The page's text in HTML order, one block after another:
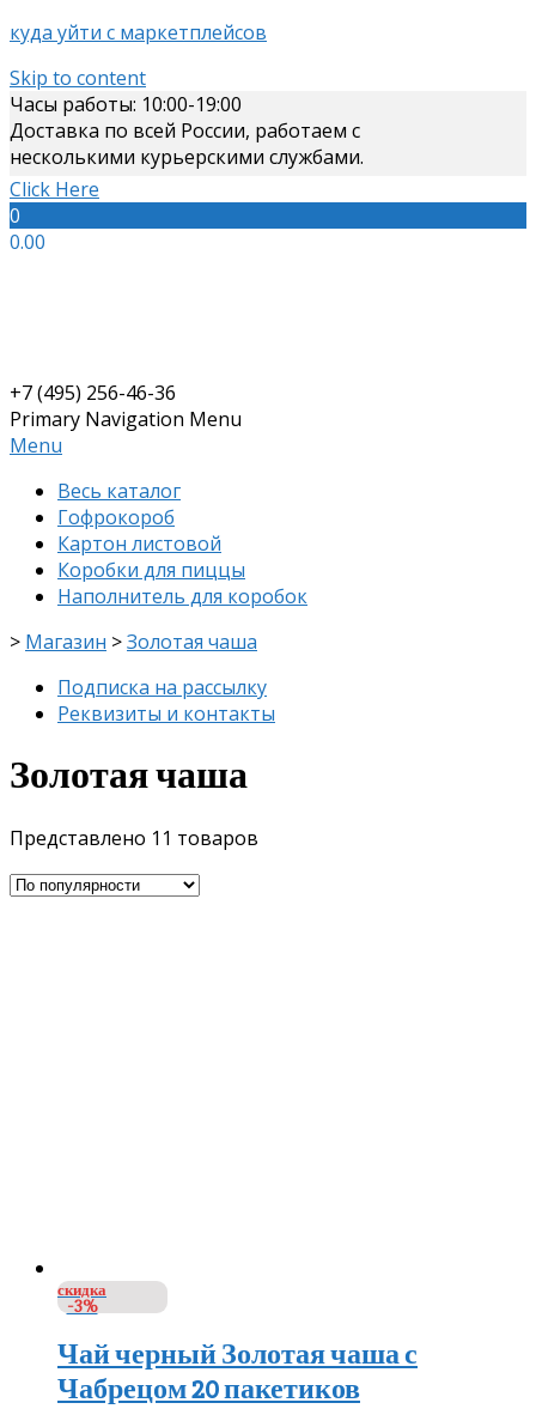
куда уйти с маркетплейсов
Skip to content
Часы работы: 10:00-19:00
Доставка по всей России, работаем с
несколькими курьерскими службами.
Click Here
0
0.00
+7 (495) 256-46-36
Primary Navigation Menu
Menu
Весь каталог
Гофрокороб
Картон листовой
Коробки для пиццы
Наполнитель для коробок
> Магазин >Золотая чаша
Подписка на рассылку
Реквизиты и контакты
Золотая чаша
Представлено 11 товаров
скидка
-3%
Чай черный Золотая чаша с
Чабрецом 20 пакетиков